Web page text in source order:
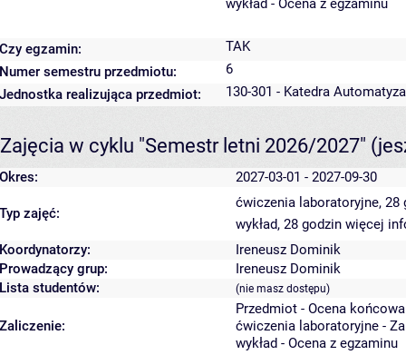
wykład - Ocena z egzaminu
Czy egzamin:
TAK
Numer semestru przedmiotu:
6
Jednostka realizująca przedmiot:
130-301 - Katedra
Zajęcia w cyklu "Semestr letni 2026/2027"
Okres: 2027-03-01 - 2027-09-30
Typ zajęć:
ćwiczenia laboratoryjne, 28
wykład, 28 godzin więcej
Koordynatorzy:
Ireneusz Dominik
Prowadzący grup:
Ireneusz Dominik
Lista studentów:
(nie masz dostępu)
Zaliczenie:
Przedmiot - Ocena
ćwiczenia laboratoryjne -
wykład - Ocena z egzaminu